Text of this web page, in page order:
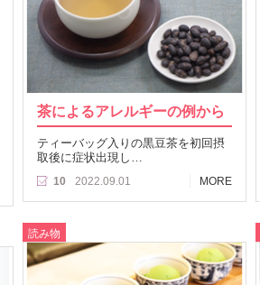
茶によるアレルギーの例から
ティーバッグ入りの黒豆茶を初回摂
取後に症状出現し…
10 2022.09.01 MORE
読み物